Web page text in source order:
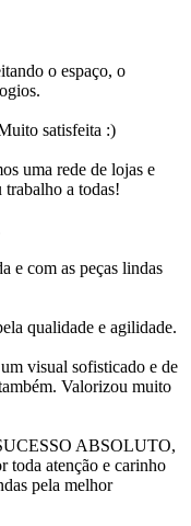
o espaço, o
satisfeita :)
uma rede de lojas e
trabalho a todas!
e com as peças lindas
qualidade e agilidade.
visual sofisticado e de
Valorizou muito
ABSOLUTO,
toda atenção e carinho
pela melhor